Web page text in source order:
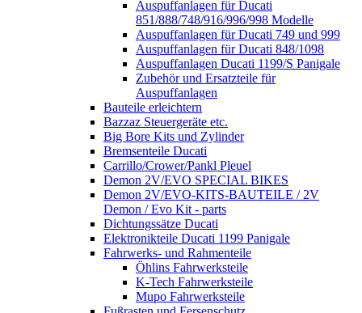
Auspuffanlagen für Ducati
851/888/748/916/996/998 Modelle
Auspuffanlagen für Ducati 749 und 999
Auspuffanlagen für Ducati 848/1098
Auspuffanlagen Ducati 1199/S Panigale
Zubehör und Ersatzteile für
Auspuffanlagen
Bauteile erleichtern
Bazzaz Steuergeräte etc.
Big Bore Kits und Zylinder
Bremsenteile Ducati
Carrillo/Crower/Pankl Pleuel
Demon 2V/EVO SPECIAL BIKES
Demon 2V/EVO-KITS-BAUTEILE / 2V
Demon / Evo Kit - parts
Dichtungssätze Ducati
Elektronikteile Ducati 1199 Panigale
Fahrwerks- und Rahmenteile
Öhlins Fahrwerksteile
K-Tech Fahrwerksteile
Mupo Fahrwerksteile